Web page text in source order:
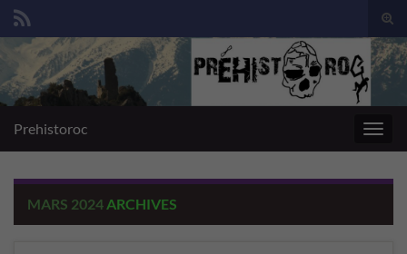
Search for:
Prehistoroc
MARS 2024ARCHIVES